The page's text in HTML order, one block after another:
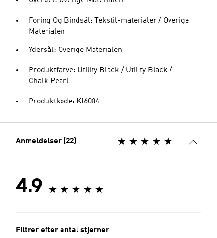
Foring Og Bindsål: Tekstil-materialer / Overige
Materialen
Ydersål: Overige Materialen
Produktfarve: Utility Black / Utility Black /
Chalk Pearl
Produktkode: KI6084
Anmeldelser (22)
4.9
Filtrer efter antal stjerner